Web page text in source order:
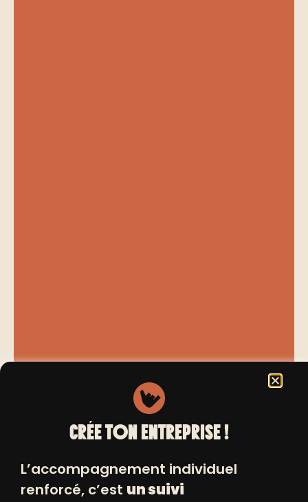
CRÉE TON ENTREPRISE !
L’accompagnement individuel
renforcé, c’est un suivi